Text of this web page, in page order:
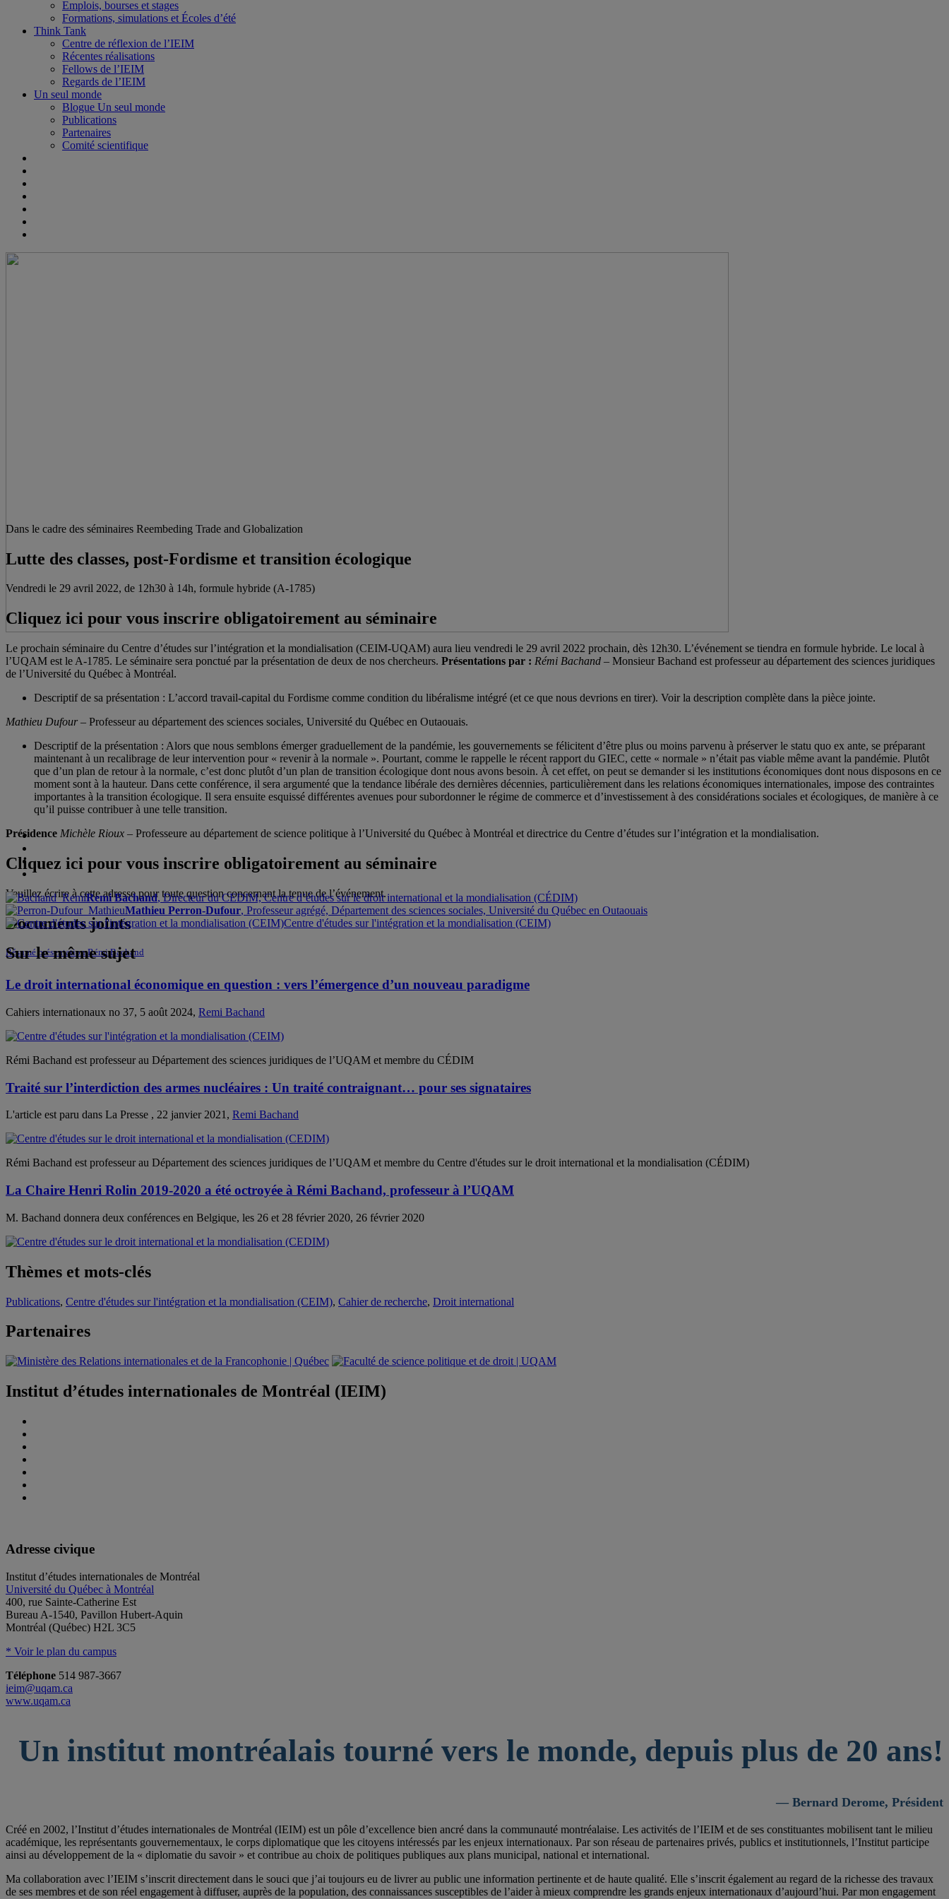
Emplois, bourses et stages
Formations, simulations et Écoles d’été
Think Tank
Centre de réflexion de l’IEIM
Récentes réalisations
Fellows de l’IEIM
Regards de l’IEIM
Un seul monde
Blogue Un seul monde
Publications
Partenaires
Comité scientifique
Dans le cadre des séminaires Reembeding Trade and Globalization
Lutte des classes, post-Fordisme et transition écologique
Vendredi le 29 avril 2022, de 12h30 à 14h, formule hybride (A-1785)
Cliquez ici pour vous inscrire obligatoirement au séminaire
Le prochain séminaire du Centre d’études sur l’intégration et la mondialisation (CEIM-UQAM) aura lieu vendredi le 29 avril 2022 prochain, dès 12h30. L’événement se tiendra en formule hybride. Le local à
l’UQAM est le A-1785. Le séminaire sera ponctué par la présentation de deux de nos chercheurs. Présentations par : Rémi Bachand – Monsieur Bachand est professeur au département des sciences juridiques
de l’Université du Québec à Montréal.
Descriptif de sa présentation : L’accord travail-capital du Fordisme comme condition du libéralisme intégré (et ce que nous devrions en tirer). Voir la description complète dans la pièce jointe.
Mathieu Dufour– Professeur au département des sciences sociales, Université du Québec en Outaouais.
Descriptif de la présentation : Alors que nous semblons émerger graduellement de la pandémie, les gouvernements se félicitent d’être plus ou moins parvenu à préserver le statu quo ex ante, se préparant
maintenant à un recalibrage de leur intervention pour « revenir à la normale ». Pourtant, comme le rappelle le récent rapport du GIEC, cette « normale » n’était pas viable même avant la pandémie. Plutôt
que d’un plan de retour à la normale, c’est donc plutôt d’un plan de transition écologique dont nous avons besoin. À cet effet, on peut se demander si les institutions économiques dont nous disposons en ce
moment sont à la hauteur. Dans cette conférence, il sera argumenté que la tendance libérale des dernières décennies, particulièrement dans les relations économiques internationales, impose des contraintes
importantes à la transition écologique. Il sera ensuite esquissé différentes avenues pour subordonner le régime de commerce et d’investissement à des considérations sociales et écologiques, de manière à ce
qu’il puisse contribuer à une telle transition.
Présidence Michèle Rioux – Professeure au département de science politique à l’Université du Québec à Montréal et directrice du Centre d’études sur l’intégration et la mondialisation.
Cliquez ici pour vous inscrire obligatoirement au séminaire
Veuillez écrire à cette adresse pour toute question concernant la tenue de l’événement.
Documents joints
Résumé présentation Rémi Bachand
Remi Bachand, Directeur du CEDIM, Centre d’études sur le droit international et la mondialisation (CÉDIM)
Mathieu Perron-Dufour, Professeur agrégé, Département des sciences sociales, Université du Québec en Outaouais
Centre d'études sur l'intégration et la mondialisation (CEIM)
Sur le même sujet
Le droit international économique en question : vers l’émergence d’un nouveau paradigme
Cahiers internationaux no 37, 5 août 2024, Remi Bachand
Rémi Bachand est professeur au Département des sciences juridiques de l’UQAM et membre du CÉDIM
Traité sur l’interdiction des armes nucléaires : Un traité contraignant… pour ses signataires
L'article est paru dans La Presse , 22 janvier 2021, Remi Bachand
Rémi Bachand est professeur au Département des sciences juridiques de l’UQAM et membre du Centre d'études sur le droit international et la mondialisation (CÉDIM)
La Chaire Henri Rolin 2019-2020 a été octroyée à Rémi Bachand, professeur à l’UQAM
M. Bachand donnera deux conférences en Belgique, les 26 et 28 février 2020, 26 février 2020
Thèmes et mots-clés
Publications, Centre d'études sur l'intégration et la mondialisation (CEIM), Cahier de recherche, Droit international
Partenaires
Institut d’études internationales de Montréal (IEIM)
Adresse civique
Institut d’études internationales de Montréal
Université du Québec à Montréal
400, rue Sainte-Catherine Est
Bureau A-1540, Pavillon Hubert-Aquin
Montréal (Québec) H2L 3C5
* Voir le plan du campus
Téléphone 514 987-3667
ieim@uqam.ca
www.uqam.ca
Un institut montréalais tourné vers le monde, depuis plus de 20 ans!
— Bernard Derome, Président
Créé en 2002, l’Institut d’études internationales de Montréal (IEIM) est un pôle d’excellence bien ancré dans la communauté montréalaise. Les activités de l’IEIM et de ses constituantes mobilisent tant le milieu
académique, les représentants gouvernementaux, le corps diplomatique que les citoyens intéressés par les enjeux internationaux. Par son réseau de partenaires privés, publics et institutionnels, l’Institut participe
ainsi au développement de la « diplomatie du savoir » et contribue au choix de politiques publiques aux plans municipal, national et international.
Ma collaboration avec l’IEIM s’inscrit directement dans le souci que j’ai toujours eu de livrer au public une information pertinente et de haute qualité. Elle s’inscrit également au regard de la richesse des travaux
de ses membres et de son réel engagement à diffuser, auprès de la population, des connaissances susceptibles de l’aider à mieux comprendre les grands enjeux internationaux d’aujourd’hui. Par mon engagement